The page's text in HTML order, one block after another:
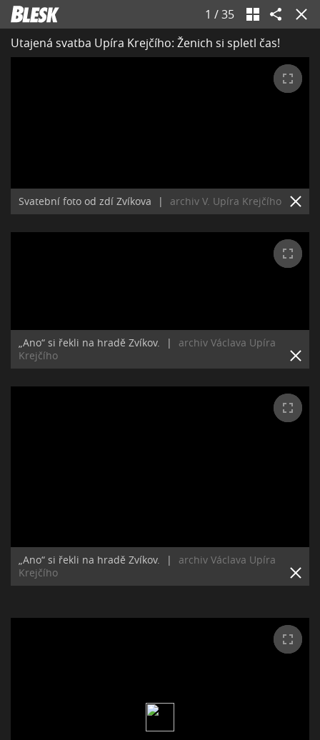
1 /35
Utajená svatba Upíra Krejčího: Ženich si spletl čas!
Svatební foto od zdí Zvíkova | archiv V. Upíra Krejčího
„Ano“ si řekli na hradě Zvíkov. |
archiv Václava Upíra
Krejčího
„Ano“ si řekli na hradě Zvíkov. |
archiv Václava Upíra
Krejčího